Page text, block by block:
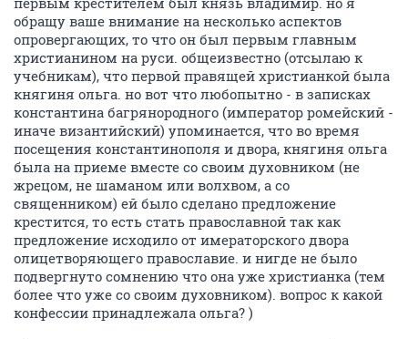
обращу ваше внимание на несколько аспектов
опровергающих, то что он был первым главным
христианином на руси. общеизвестно (отсылаю к
учебникам), что первой правящей христианкой была
княгиня ольга. но вот что любопытно - в записках
константина багрянородного (император ромейский -
иначе византийский) упоминается, что во время
посещения константинополя и двора, княгиня ольга
была на приеме вместе со своим духовником (не
жрецом, не шаманом или волхвом, а со
священником) ей было сделано предложение
крестится, то есть стать православной так как
предложение исходило от имераторского двора
олицетворяющего православие. и нигде не было
подвергнуто сомнению что она уже христианка (тем
более что уже со своим духовником). вопрос к какой
конфессии принадлежала ольга? )